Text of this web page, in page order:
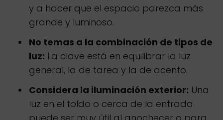
y a hacer que el espacio parezca más
grande y luminoso.
No temas a la combinación de tipos de
luz: La clave está en equilibrar la luz
general, la de tarea y la de acento.
Considera la iluminación exterior: Una
luz en el toldo o cerca de la entrada